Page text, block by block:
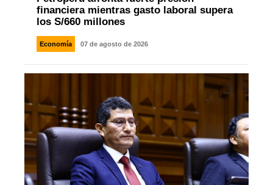
financiera mientras gasto laboral supera
los S/660 millones
Economía 07 de agosto de 2026